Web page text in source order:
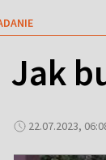
Jak
22.07.2023,